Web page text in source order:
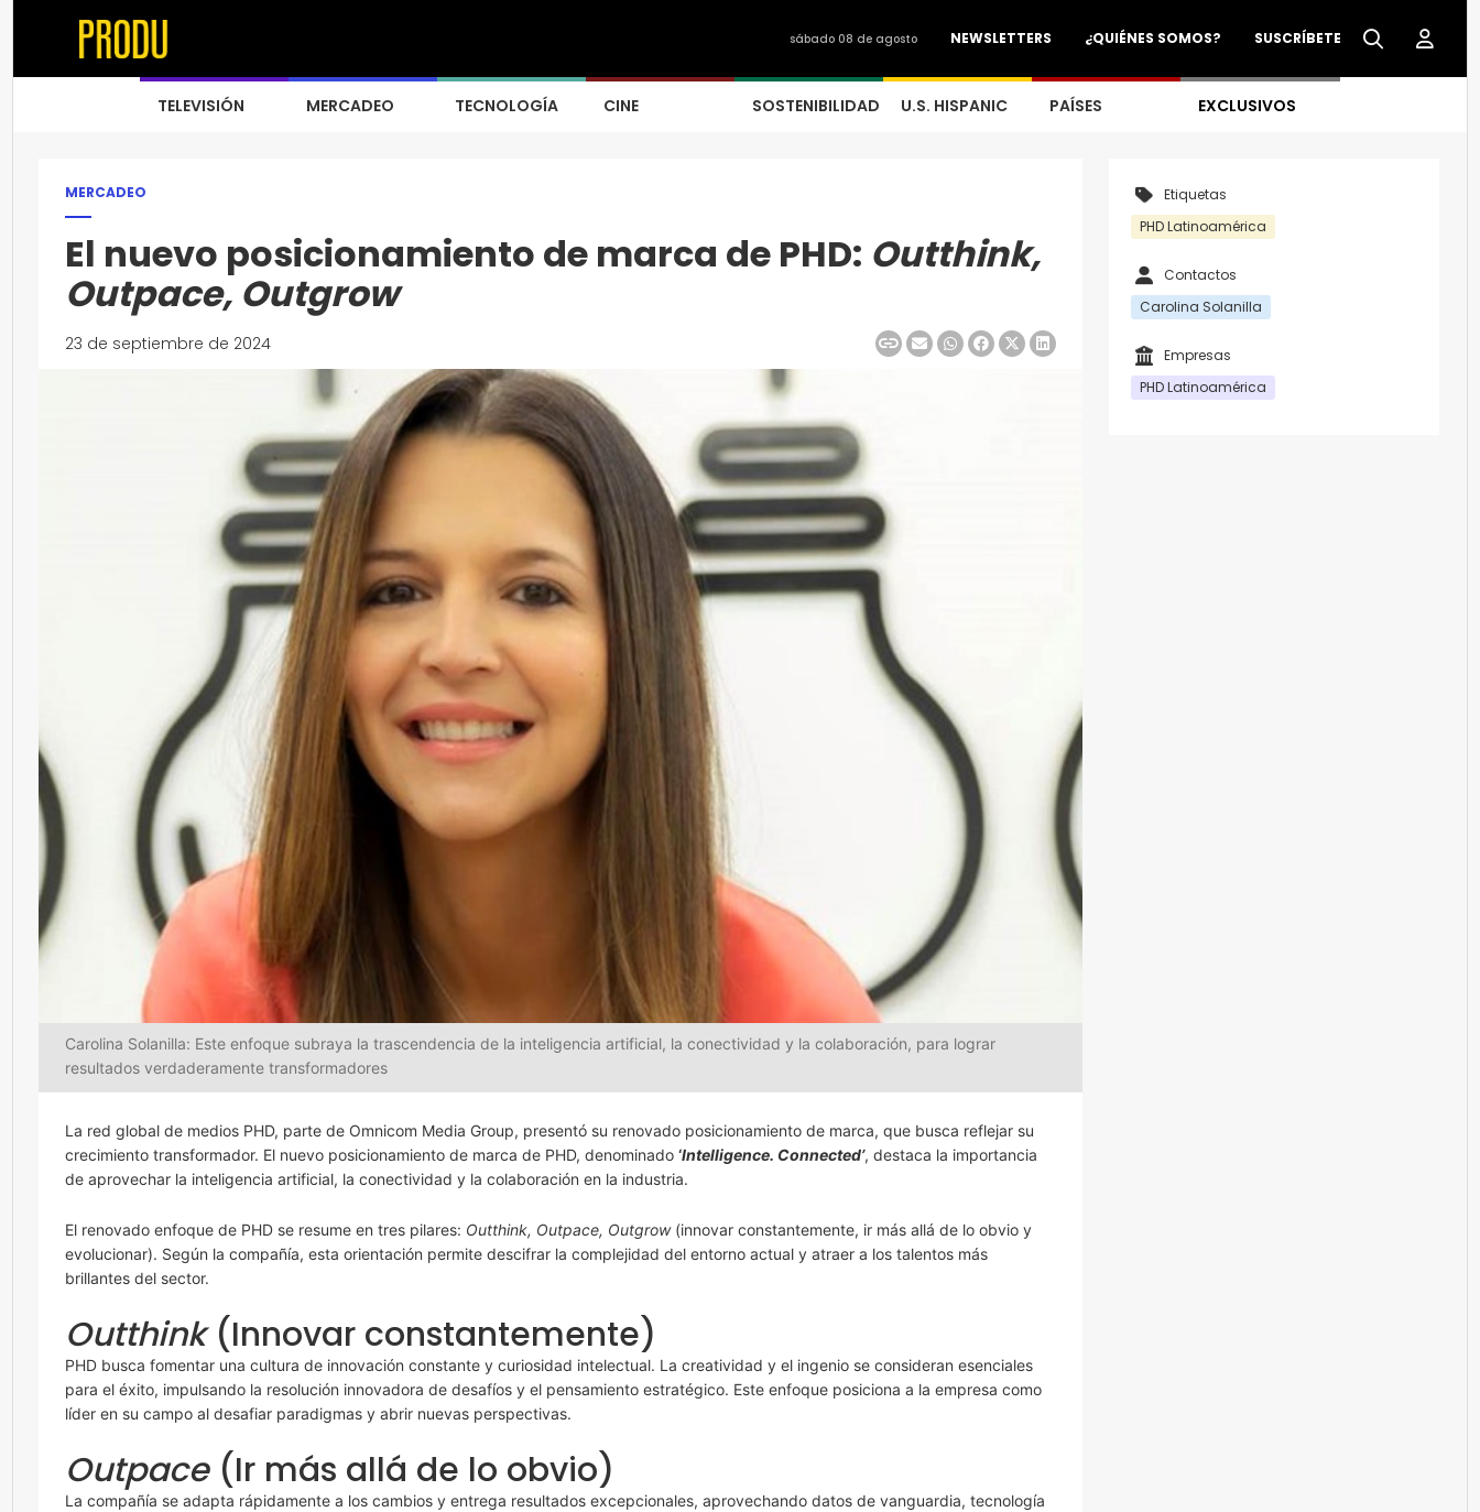
SUSCRÍBETE
¿QUIÉNES SOMOS?
NEWSLETTERS
sábado 08 de agosto
TELEVISIÓN MERCADEO TECNOLOGÍA CINE SOSTENIBILIDAD U.S. HISPANIC PAÍSES EXCLUSIVOS
MERCADEO
El nuevo posicionamiento de marca de PHD: Outthink,
Outpace, Outgrow
23 de septiembre de 2024
Carolina Solanilla: Este enfoque subraya la trascendencia de la inteligencia artificial, la conectividad y la colaboración, para lograr
resultados verdaderamente transformadores
La red global de medios PHD, parte de Omnicom Media Group, presentó su renovado posicionamiento de marca, que busca reflejar su
crecimiento transformador. El nuevo posicionamiento de marca de PHD, denominado ‘Intelligence. Connected’, destaca la importancia
de aprovechar la inteligencia artificial, la conectividad y la colaboración en la industria.
El renovado enfoque de PHD se resume en tres pilares: Outthink, Outpace, Outgrow (innovar constantemente, ir más allá de lo obvio y
evolucionar). Según la compañía, esta orientación permite descifrar la complejidad del entorno actual y atraer a los talentos más
brillantes del sector.
Outthink(Innovar constantemente)
PHD busca fomentar una cultura de innovación constante y curiosidad intelectual. La creatividad y el ingenio se consideran esenciales
para el éxito, impulsando la resolución innovadora de desafíos y el pensamiento estratégico. Este enfoque posiciona a la empresa como
líder en su campo al desafiar paradigmas y abrir nuevas perspectivas.
Outpace(Ir más allá de lo obvio)
La compañía se adapta rápidamente a los cambios y entrega resultados excepcionales, aprovechando datos de vanguardia, tecnología
Etiquetas
PHD Latinoamérica
Contactos
Carolina Solanilla
Empresas
PHD Latinoamérica